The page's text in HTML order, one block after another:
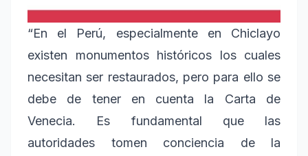
“En el Perú, especialmente en Chiclayo
existen monumentos históricos los cuales
necesitan ser restaurados, pero para ello se
debe de tener en cuenta la Carta de
Venecia. Es fundamental que las
autoridades tomen conciencia de la